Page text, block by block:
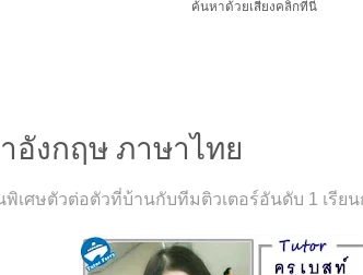
ค้นหาด้วยเสียงคลิกที่นี่
อังกฤษ ภาษาไทย
ศษตัวต่อตัวที่บ้านกับทีมติวเตอร์อันดับ 1 เรีย